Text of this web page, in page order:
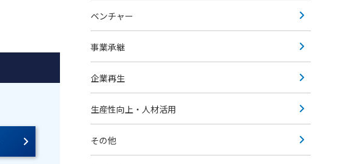
ベンチャー
事業承継
企業再生
生産性向上・人材活用
その他